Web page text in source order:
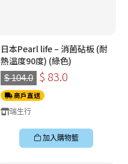
日本Pearl life – 消菌砧板 (耐
熱溫度90度) (綠色)
$ 104.0 $ 83.0
商戶直送
瑞生行
加入購物籃